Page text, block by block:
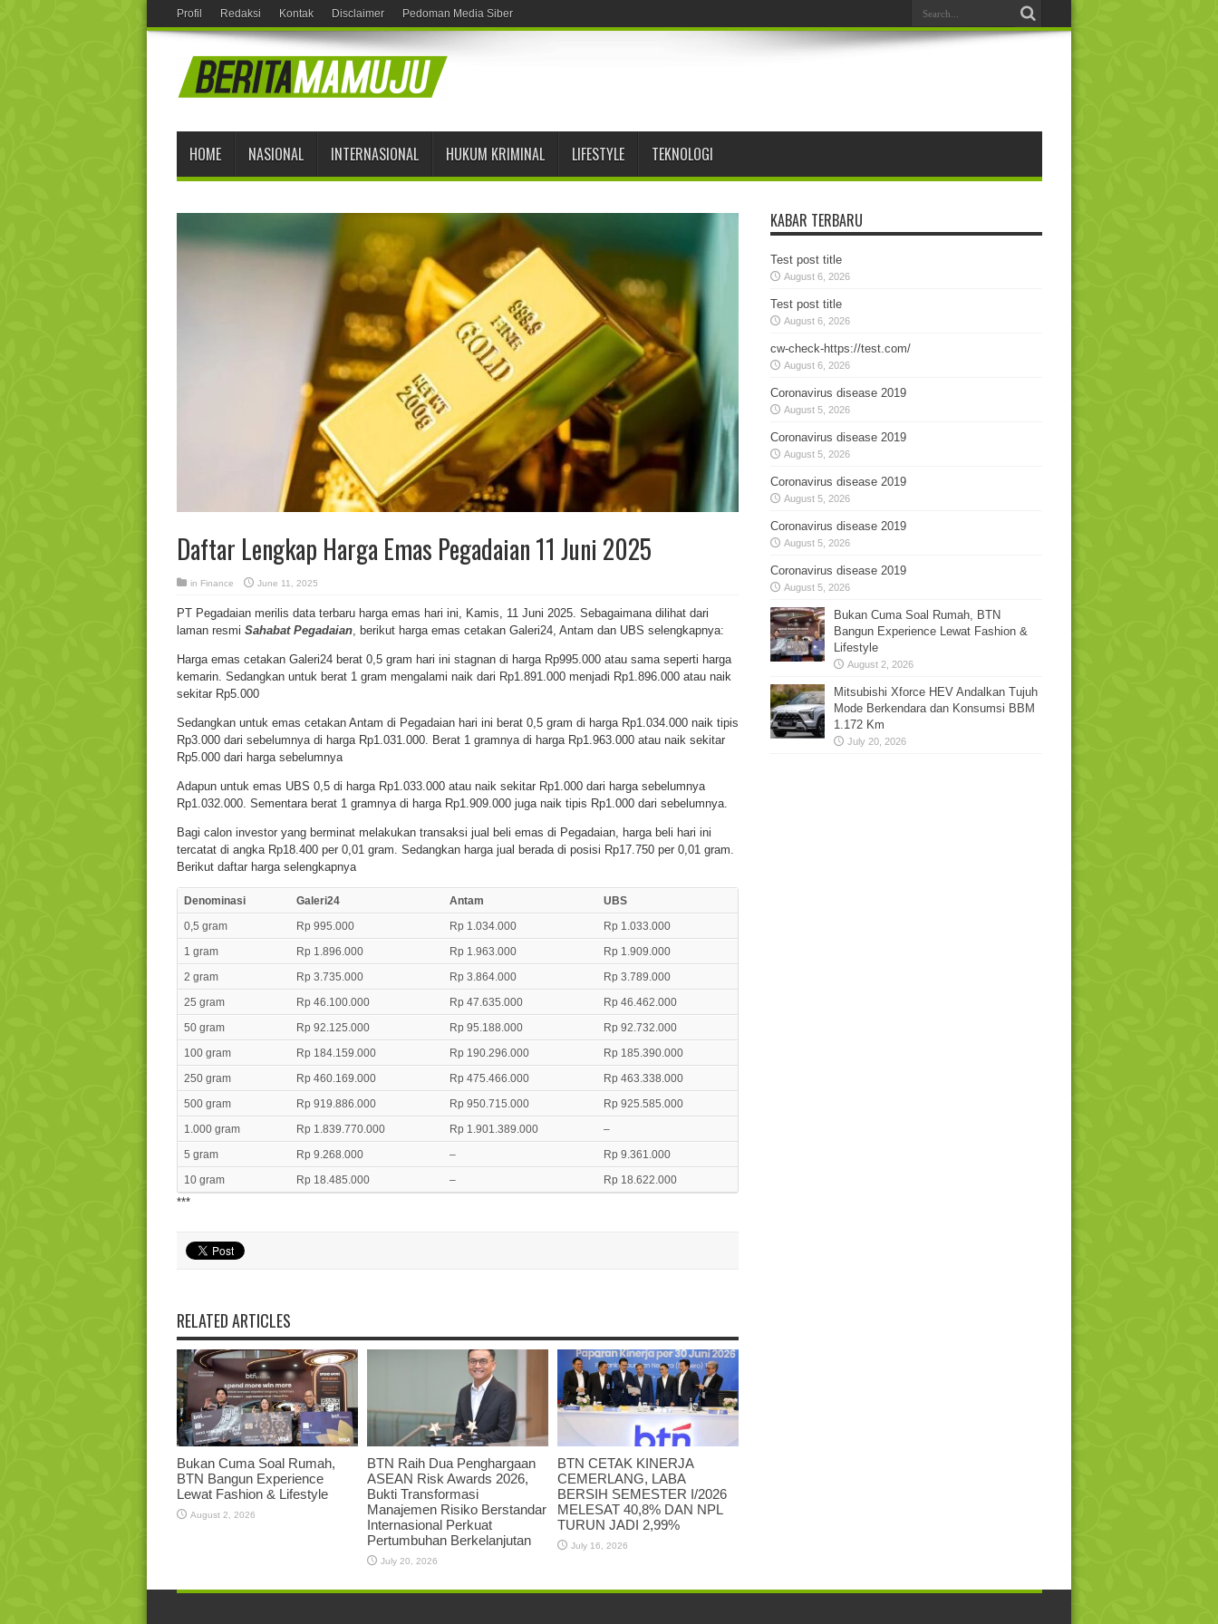
Profil Redaksi Kontak Disclaimer Pedoman Media Siber
HOME NASIONAL INTERNASIONAL HUKUM KRIMINAL LIFESTYLE TEKNOLOGI
Daftar Lengkap Harga Emas Pegadaian 11 Juni 2025
in Finance June 11, 2025
PT Pegadaian merilis data terbaru harga emas hari ini, Kamis, 11 Juni 2025. Sebagaimana dilihat dari
laman resmi Sahabat Pegadaian, berikut harga emas cetakan Galeri24, Antam dan UBS selengkapnya:
Harga emas cetakan Galeri24 berat 0,5 gram hari ini stagnan di harga Rp995.000 atau sama seperti harga
kemarin. Sedangkan untuk berat 1 gram mengalami naik dari Rp1.891.000 menjadi Rp1.896.000 atau naik
sekitar Rp5.000
Sedangkan untuk emas cetakan Antam di Pegadaian hari ini berat 0,5 gram di harga Rp1.034.000 naik tipis
Rp3.000 dari sebelumnya di harga Rp1.031.000. Berat 1 gramnya di harga Rp1.963.000 atau naik sekitar
Rp5.000 dari harga sebelumnya
Adapun untuk emas UBS 0,5 di harga Rp1.033.000 atau naik sekitar Rp1.000 dari harga sebelumnya
Rp1.032.000. Sementara berat 1 gramnya di harga Rp1.909.000 juga naik tipis Rp1.000 dari sebelumnya.
Bagi calon investor yang berminat melakukan transaksi jual beli emas di Pegadaian, harga beli hari ini
tercatat di angka Rp18.400 per 0,01 gram. Sedangkan harga jual berada di posisi Rp17.750 per 0,01 gram.
Berikut daftar harga selengkapnya
Denominasi Galeri24 Antam
UBS
0,5 gram
Rp 995.000 Rp 1.034.000
Rp 1.033.000
1 gram
Rp 1.896.000 Rp 1.963.000
Rp 1.909.000
2 gram
Rp 3.735.000 Rp 3.864.000
Rp 3.789.000
25 gram
Rp 46.100.000 Rp 47.635.000
Rp 46.462.000
50 gram
Rp 92.125.000 Rp 95.188.000
Rp 92.732.000
100 gram
Rp 184.159.000 Rp 190.296.000
Rp 185.390.000
250 gram
Rp 460.169.000 Rp 475.466.000
Rp 463.338.000
500 gram
Rp 919.886.000 Rp 950.715.000
Rp 925.585.000
1.000 gram
Rp 1.839.770.000 Rp 1.901.389.000
–
5 gram
Rp 9.268.000 –
Rp 9.361.000
10 gram
Rp 18.485.000 – Rp 18.622.000
***
RELATED ARTICLES
Bukan Cuma Soal Rumah,
BTN Bangun Experience
Lewat Fashion & Lifestyle
August 2, 2026
BTN Raih Dua Penghargaan
ASEAN Risk Awards 2026,
Bukti Transformasi
Manajemen Risiko Berstandar
Internasional Perkuat
Pertumbuhan Berkelanjutan
July 20, 2026
BTN CETAK KINERJA
CEMERLANG, LABA
BERSIH SEMESTER I/2026
MELESAT 40,8% DAN NPL
TURUN JADI 2,99%
July 16, 2026
KABAR TERBARU
Test post title
August 6, 2026
Test post title
August 6, 2026
cw-check-https://test.com/
August 6, 2026
Coronavirus disease 2019
August 5, 2026
Coronavirus disease 2019
August 5, 2026
Coronavirus disease 2019
August 5, 2026
Coronavirus disease 2019
August 5, 2026
Coronavirus disease 2019
August 5, 2026
Bukan Cuma Soal Rumah, BTN
Bangun Experience Lewat Fashion &
Lifestyle
August 2, 2026
Mitsubishi Xforce HEV Andalkan Tujuh
Mode Berkendara dan Konsumsi BBM
1.172 Km
July 20, 2026